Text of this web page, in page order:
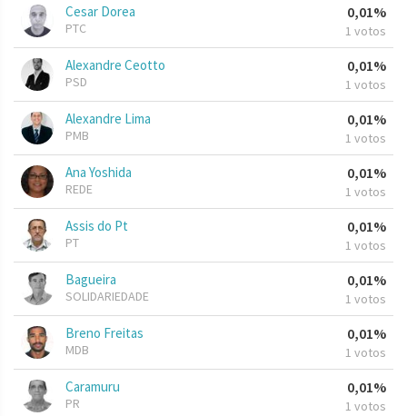
Cesar Dorea
PTC
0,01%
1 votos
Alexandre Ceotto
PSD
0,01%
1 votos
Alexandre Lima
PMB
0,01%
1 votos
Ana Yoshida
REDE
0,01%
1 votos
Assis do Pt
PT
0,01%
1 votos
Bagueira
SOLIDARIEDADE
0,01%
1 votos
Breno Freitas
MDB
0,01%
1 votos
Caramuru
PR
0,01%
1 votos